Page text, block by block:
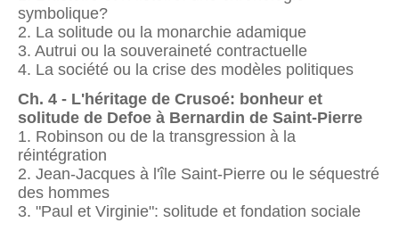
symbolique?
2. La solitude ou la monarchie adamique
3. Autrui ou la souveraineté contractuelle
4. La société ou la crise des modèles politiques
Ch. 4 - L'héritage de Crusoé: bonheur et
solitude de Defoe à Bernardin de Saint-Pierre
1. Robinson ou de la transgression à la
réintégration
2. Jean-Jacques à l'île Saint-Pierre ou le séquestré
des hommes
3. "Paul et Virginie": solitude et fondation sociale